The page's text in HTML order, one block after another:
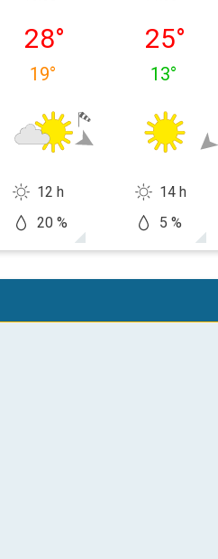
понеділок, 10.08
28°
19°
12 h
20 %
25°
13°
14 h
5 %